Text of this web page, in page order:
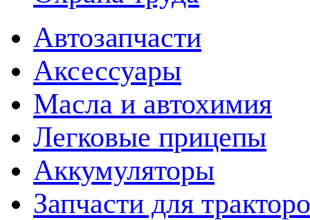
Автозапчасти
Аксессуары
Масла и автохимия
Легковые прицепы
Аккумуляторы
Запчасти для